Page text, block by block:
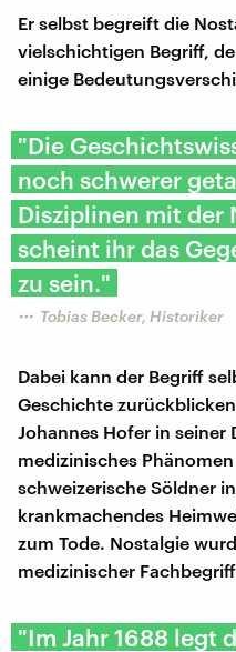
Er selbst begreift die
vielschichtigen Begriff,
einige
"Die
noch schwerer
Disziplinen mit der
scheint ihr das
zu sein."
Tobias Becker, Historiker
Dabei kann der Begriff
Geschichte
Johannes Hofer in seiner
medizinisches
schweizerische Söldner
krankmachendes
zum Tode. Nostalgie
medizinischer
"Im Jahr 1688 legt